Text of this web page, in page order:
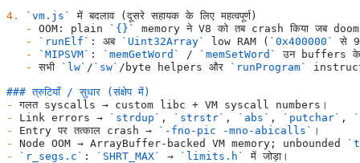
4. `vm.js`
में बदलाव (दूसरे सहायक के लिए महत्वपूर्ण)
   -
OOM: plain `{}`
memory ने V8 को तब crash किया जब
   -
`runElf` : अब `Uint32Array` low RAM ( `0x400000`
से
   -
`MIPSVM` : `memGetWord` / `memSetWord`
उन buffers के
   -
सभी `lw` / `sw` /byte helpers और `runProgram`
### त्रुटियाँ / सुधार (संक्षेप में)
- गलत syscalls → custom libc + VM syscall numbers।
-
Link errors → `strdup` , `strstr` , `abs` , `putchar` ,
-
Entry पर तत्काल crash → `-fno-pic -mno-abicalls` ।
-
Node OOM → ArrayBuffer-backed VM memory; unbounded
-
`r_segs.c` : `SHRT_MAX` → `limits.h` में जोड़ा।